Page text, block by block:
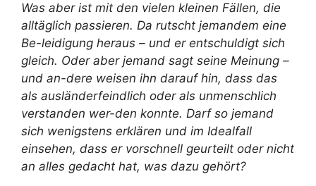
Was aber ist mit den vielen kleinen Fällen, die
alltäglich passieren. Da rutscht jemandem eine
Be-leidigung heraus – und er entschuldigt sich
gleich. Oder aber jemand sagt seine Meinung –
und an-dere weisen ihn darauf hin, dass das
als ausländerfeindlich oder als unmenschlich
verstanden wer-den konnte. Darf so jemand
sich wenigstens erklären und im Idealfall
einsehen, dass er vorschnell geurteilt oder nicht
an alles gedacht hat, was dazu gehört?